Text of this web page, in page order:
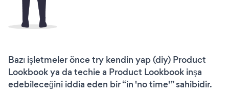
Bazı işletmeler önce try kendin yap (diy) Product
Lookbook ya da techie a Product Lookbook inşa
edebileceğini iddia eden bir “in 'no time'” sahibidir.